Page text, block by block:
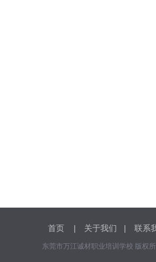
首页 | 关于我们 | 联系
东莞市万江诚材职业培训学校 版权